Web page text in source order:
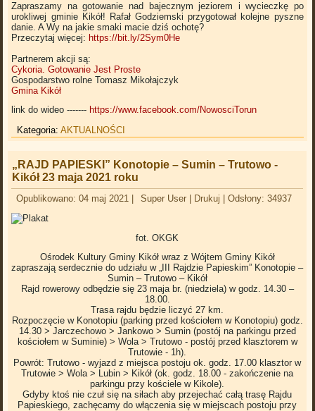
Zapraszamy na gotowanie nad bajecznym jeziorem i wycieczkę po
urokliwej gminie Kikół! Rafał Godziemski przygotował kolejne pyszne
danie. A Wy na jakie smaki macie dziś ochotę?
Przeczytaj więcej: https://bit.ly/2Sym0He
Partnerem akcji są:
Cykoria. Gotowanie Jest Proste
Gospodarstwo rolne Tomasz Mikołajczyk
Gmina Kikół
link do wideo ------- https://www.facebook.com/NowosciTorun
Kategoria:AKTUALNOŚCI
„RAJD PAPIESKI” Konotopie – Sumin – Trutowo -
Kikół 23 maja 2021 roku
Opublikowano: 04 maj 2021 Super User Drukuj |Odsłony: 34937
fot. OKGK
Ośrodek Kultury Gminy Kikół wraz z Wójtem Gminy Kikół
zapraszają serdecznie do udziału w „III Rajdzie Papieskim” Konotopie –
Sumin – Trutowo – Kikół
Rajd rowerowy odbędzie się 23 maja br. (niedziela) w godz. 14.30 –
18.00.
Trasa rajdu będzie liczyć 27 km.
Rozpoczęcie w Konotopiu (parking przed kościołem w Konotopiu) godz.
14.30 > Jarczechowo > Jankowo > Sumin (postój na parkingu przed
kościołem w Suminie) > Wola > Trutowo - postój przed klasztorem w
Trutowie - 1h).
Powrót: Trutowo - wyjazd z miejsca postoju ok. godz. 17.00 klasztor w
Trutowie > Wola > Lubin > Kikół (ok. godz. 18.00 - zakończenie na
parkingu przy kościele w Kikole).
Gdyby ktoś nie czuł się na siłach aby przejechać całą trasę Rajdu
Papieskiego, zachęcamy do włączenia się w miejscach postoju przy